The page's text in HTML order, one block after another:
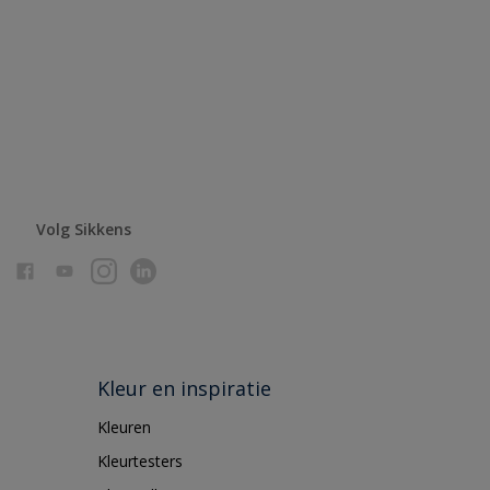
Volg Sikkens
Kleur en inspiratie
Kleuren
Kleurtesters